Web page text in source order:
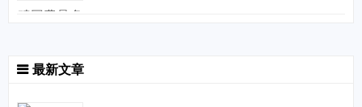
最新文章